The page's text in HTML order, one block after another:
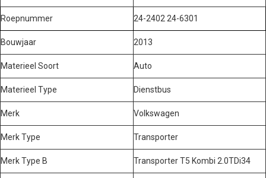
Roepnummer 24-2402 24-6301
Bouwjaar 2013
Materieel Soort Auto
Materieel Type Dienstbus
Merk Volkswagen
Merk Type Transporter
Merk Type B Transporter T5 Kombi 2.0TDi34